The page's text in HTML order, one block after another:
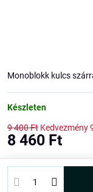
Monoblokk kulcs
Készleten
9 400 Ft Kedvezmény
8 460 Ft